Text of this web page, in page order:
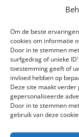
Om de beste
cookies om informatie
Door in te stemmen
surfgedrag of unieke
toestemming geeft of
invloed hebben op
Deze site maakt verder
gepersonaliseerde
Door in te stemmen
gebruik van deze
Russische
Door | | nieuws
Lees meer
Kunnen er